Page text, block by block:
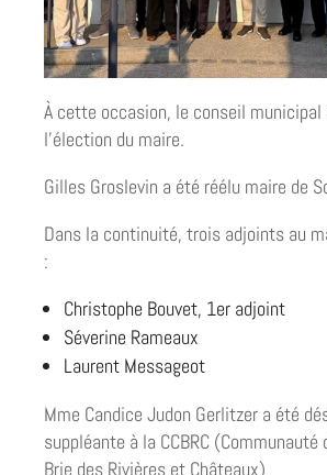
À cette occasion, le conseil municipal
l’élection du maire.
Gilles Groslevin a été réélu maire de
Dans la continuité, trois adjoints au
:
Christophe Bouvet, 1er adjoint
Séverine Rameaux
Laurent Messageot
Mme Candice Judon Gerlitzer a été
suppléante à la CCBRC (Communauté
Brie des Rivières et Châteaux)